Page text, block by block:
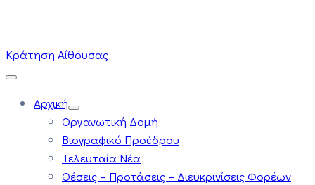
Κράτηση Αίθουσας
Αρχική
Οργανωτική Δομή
Βιογραφικό Προέδρου
Τελευταία Νέα
Θέσεις – Προτάσεις – Διευκρινίσεις Φορέων